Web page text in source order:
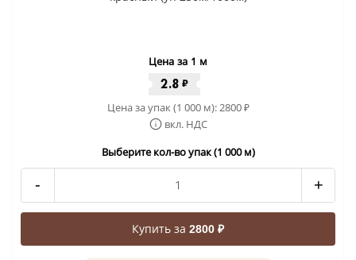
Цена за 1 м
2.8 ₽
Цена за упак (1 000 м): 2800₽
вкл. НДС
Выберите кол-во упак (1 000 м)
- +
Купить за 2800 ₽